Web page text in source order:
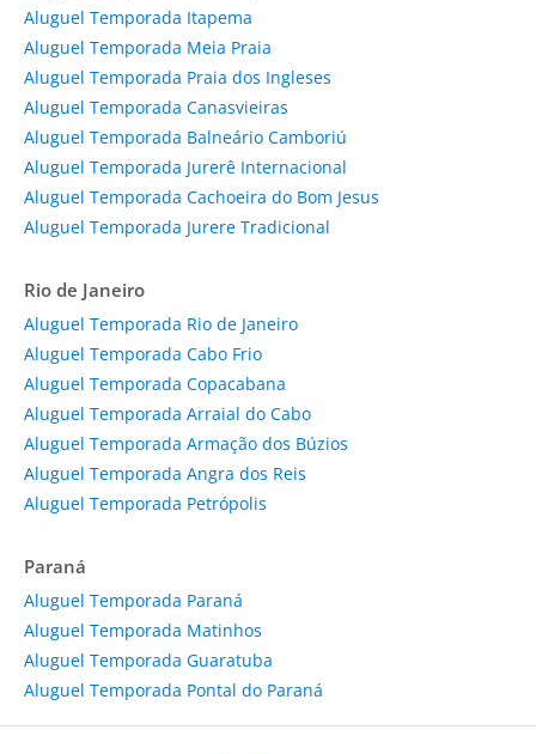
Aluguel Temporada Itapema
Aluguel Temporada Meia Praia
Aluguel Temporada Praia dos Ingleses
Aluguel Temporada Canasvieiras
Aluguel Temporada Balneário Camboriú
Aluguel Temporada Jurerê Internacional
Aluguel Temporada Cachoeira do Bom Jesus
Aluguel Temporada Jurere Tradicional
Rio de Janeiro
Aluguel Temporada Rio de Janeiro
Aluguel Temporada Cabo Frio
Aluguel Temporada Copacabana
Aluguel Temporada Arraial do Cabo
Aluguel Temporada Armação dos Búzios
Aluguel Temporada Angra dos Reis
Aluguel Temporada Petrópolis
Paraná
Aluguel Temporada Paraná
Aluguel Temporada Matinhos
Aluguel Temporada Guaratuba
Aluguel Temporada Pontal do Paraná